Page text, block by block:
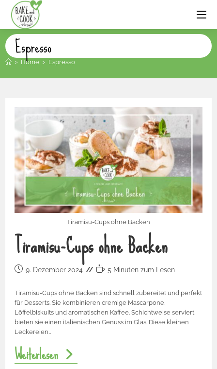
Espresso
> Home > Espresso
Tiramisu-Cups ohne Backen
Tiramisu-Cups ohne Backen
9. Dezember 2024 5 Minuten zum Lesen
Tiramisu-Cups ohne Backen sind schnell zubereitet und perfekt
für Desserts. Sie kombinieren cremige Mascarpone,
Löffelbiskuits und aromatischen Kaffee. Schichtweise serviert,
bieten sie einen italienischen Genuss im Glas. Diese kleinen
Leckereien…
Weiterlesen